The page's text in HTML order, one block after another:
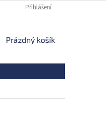
Přihlášení
NÁKUPNÍ
Prázdný košík